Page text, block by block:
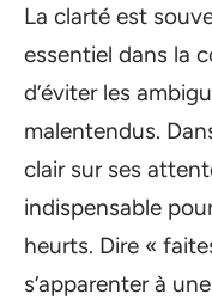
La clarté est
essentiel dans la
d’éviter les
malentendus.
clair sur ses
indispensable
heurts. Dire «
s’apparenter à